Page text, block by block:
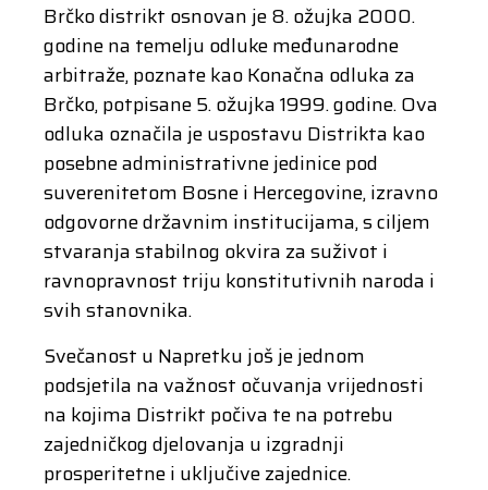
Brčko distrikt osnovan je 8. ožujka 2000.
godine na temelju odluke međunarodne
arbitraže, poznate kao Konačna odluka za
Brčko, potpisane 5. ožujka 1999. godine. Ova
odluka označila je uspostavu Distrikta kao
posebne administrativne jedinice pod
suverenitetom Bosne i Hercegovine, izravno
odgovorne državnim institucijama, s ciljem
stvaranja stabilnog okvira za suživot i
ravnopravnost triju konstitutivnih naroda i
svih stanovnika.
Svečanost u Napretku još je jednom
podsjetila na važnost očuvanja vrijednosti
na kojima Distrikt počiva te na potrebu
zajedničkog djelovanja u izgradnji
prosperitetne i uključive zajednice.